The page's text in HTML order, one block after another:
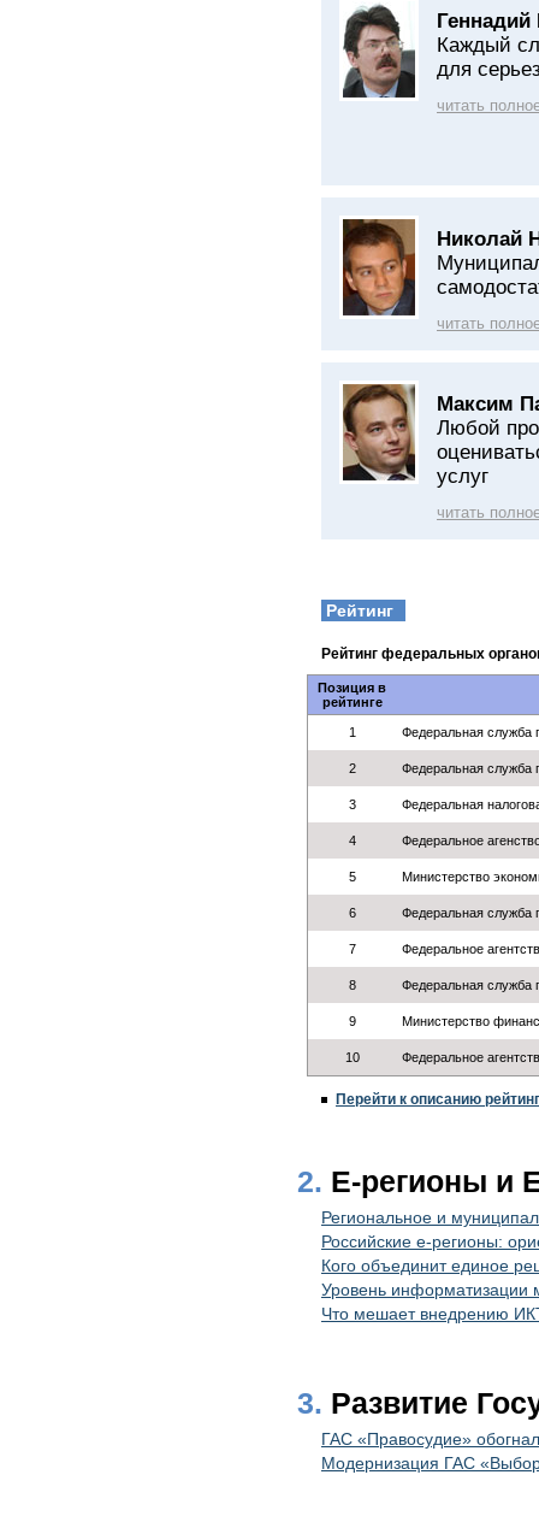
Геннадий
Каждый
для
читать
Николай
читать
Максим
Любой
услуг
читать
Рейтинг
Рейтинг федеральных
Позиция в
рейтинге
1 Федеральная служба
2 Федеральная служба
3 Федеральная
4 Федеральное
5 Министерство
6 Федеральная служба
7 Федеральное
8 Федеральная служба
9 Министерство
10 Федеральное
Перейти к описанию
2. Е-регионы и
Региональное и
Российские е-регионы:
Кого объединит единое
Уровень информатизации
Что мешает внедрению
3. Развитие
ГАС «Правосудие»
Модернизация ГАС